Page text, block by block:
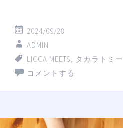
2024/09/28
ADMIN
LICCA MEETS, タカラトミー
コメントする